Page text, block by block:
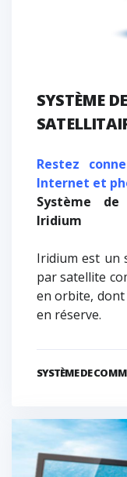
SYSTÈME
Restez
Internet et
Système
Iridium
Iridium est un
par satellite
en orbite,
en réserve.
SYSTÈME DE